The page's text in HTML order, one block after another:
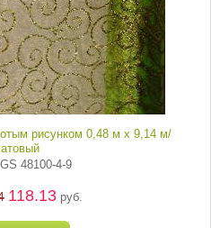
рисунком 0,48 м х 9,14 м/
48100-4-9
118.13 руб.